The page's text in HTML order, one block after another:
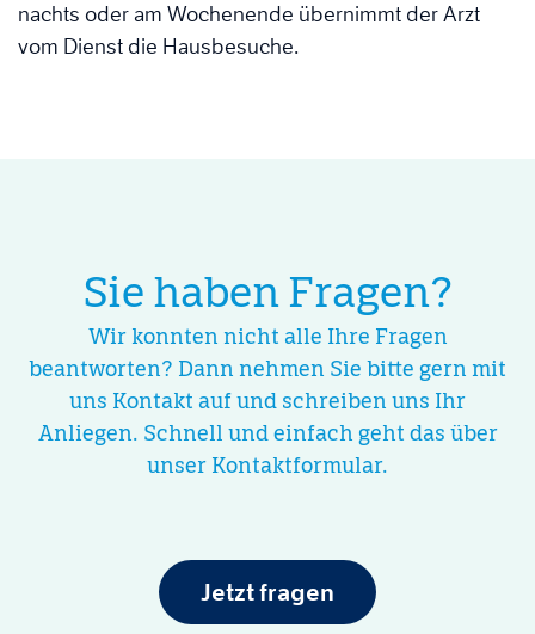
nachts oder am Wochenende übernimmt der Arzt
vom Dienst die Hausbesuche.
Sie haben Fragen?
Wir konnten nicht alle Ihre Fragen
beantworten? Dann nehmen Sie bitte gern mit
uns Kontakt auf und schreiben uns Ihr
Anliegen. Schnell und einfach geht das über
unser Kontaktformular.
Jetzt fragen